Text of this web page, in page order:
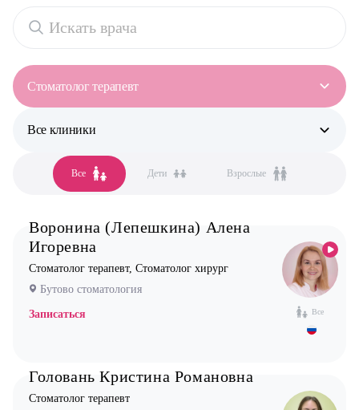
Все Дети Взрослые
Стоматолог терапевт
Все специальности
Аллерголог-иммунолог
Анестезиолог
Гинеколог
Дерматолог
Кардиолог детский
Логопед
Невролог
Все клиники
Все клиники
Бутово стоматология
Жулебино стоматология
Новокосино стоматология
Все
Воронина (Лепешкина) Алена
Игоревна
Стоматолог терапевт, Стоматолог хирург
Бутово стоматология
Записаться
Головань Кристина Романовна
Стоматолог терапевт